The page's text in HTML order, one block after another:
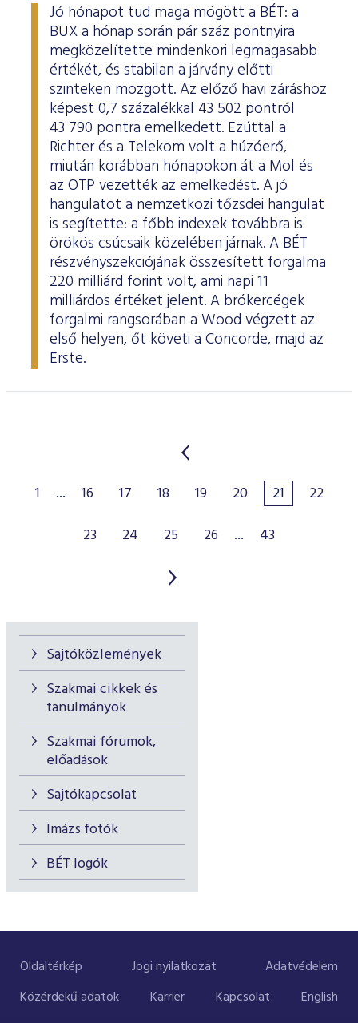
Sajtóközlemények
Szakmai cikkek és
tanulmányok
Szakmai fórumok,
előadások
Sajtókapcsolat
Imázs fotók
BÉT logók
Jó hónapot tud maga mögött a BÉT: a
BUX a hónap során pár száz pontnyira
megközelítette mindenkori legmagasabb
értékét, és stabilan a járvány előtti
szinteken mozgott. Az előző havi záráshoz
képest 0,7 százalékkal 43 502 pontról
43 790 pontra emelkedett. Ezúttal a
Richter és a Telekom volt a húzóerő,
miután korábban hónapokon át a Mol és
az OTP vezették az emelkedést. A jó
hangulatot a nemzetközi tőzsdei hangulat
is segítette: a főbb indexek továbbra is
örökös csúcsaik közelében járnak. A BÉT
részvényszekciójának összesített forgalma
220 milliárd forint volt, ami napi 11
milliárdos értéket jelent. A brókercégek
forgalmi rangsorában a Wood végzett az
első helyen, őt követi a Concorde, majd az
Erste.
1 ... 16 17 18 19 20 21
22
23
24 25 26 ... 43
Oldaltérkép Jogi nyilatkozat
Adatvédelem
Közérdekű adatok
Karrier Kapcsolat English